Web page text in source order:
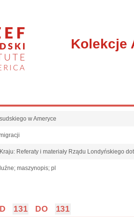
Kolekcje
w Ameryce
Referaty i materiały Rządu Londyńskiego
maszynopis; pl
131 DO 131